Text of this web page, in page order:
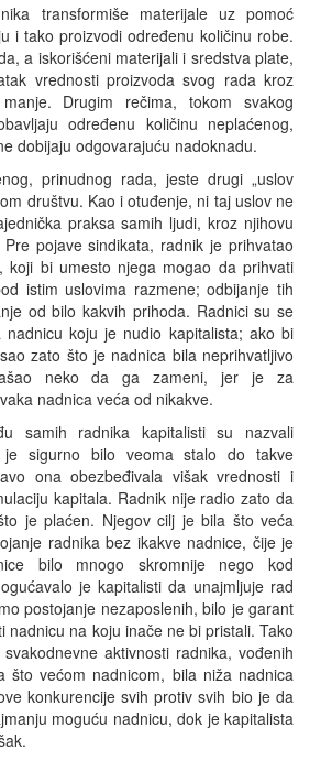
transformiše materijale uz pomoć
i tako proizvodi određenu količinu robe.
a iskorišćeni materijali i sredstva plate,
vrednosti proizvoda svog rada kroz
Drugim rečima, tokom svakog
određenu količinu neplaćenog,
dobijaju odgovarajuću nadoknadu.
prinudnog rada, jeste drugi „uslov
društvu. Kao i otuđenje, ni taj uslov ne
praksa samih ljudi, kroz njihovu
pojave sindikata, radnik je prihvatao
koji bi umesto njega mogao da prihvati
istim uslovima razmene; odbijanje tih
od bilo kakvih prihoda. Radnici su se
koju je nudio kapitalista; ako bi
zato što je nadnica bila neprihvatljivo
neko da ga zameni, jer je za
nadnica veća od nikakve.
samih radnika kapitalisti su nazvali
je sigurno bilo veoma stalo do takve
ona obezbeđivala višak vrednosti i
kapitala. Radnik nije radio zato da
je plaćen. Njegov cilj je bila što veća
radnika bez ikakve nadnice, čije je
bilo mnogo skromnije nego kod
je kapitalisti da unajmljuje rad
postojanje nezaposlenih, bilo je garant
nadnicu na koju inače ne bi pristali. Tako
aktivnosti radnika, vođenih
što većom nadnicom, bila niža nadnica
konkurencije svih protiv svih bio je da
moguću nadnicu, dok je kapitalista